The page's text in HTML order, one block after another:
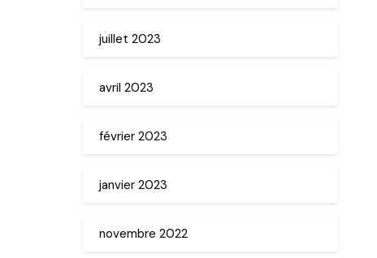
juillet 2023
avril 2023
février 2023
janvier 2023
novembre 2022